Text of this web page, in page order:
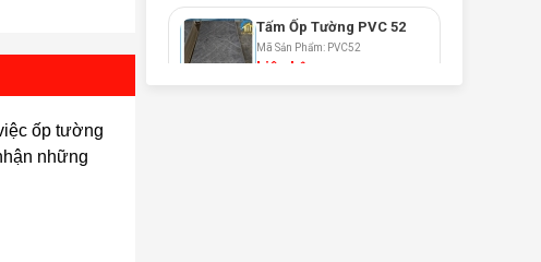
ốp tường
những
Tấm Ốp Tường PVC 52
Mã Sản Phẩm: PVC52
Liên hệ